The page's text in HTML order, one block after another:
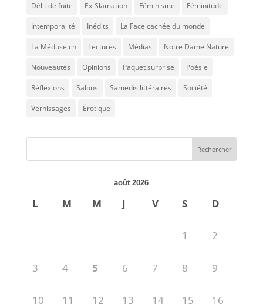
Délit de fuite Ex-Slamation Féminisme Féminitude
Intemporalité Inédits La Face cachée du monde
La Méduse.ch Lectures Médias Notre Dame Nature
Nouveautés Opinions Paquet surprise Poésie
Réflexions Salons Samedis littéraires Société
Vernissages Érotique
août 2026
L M M J V S D
1 2
3 4 5 6 7 8 9
10 11 12 13 14 15 16